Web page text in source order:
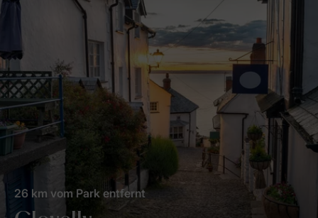
26 km vom Park entfernt